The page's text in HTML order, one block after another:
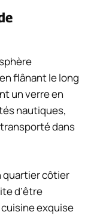
flânant le long
un verre en
nautiques,
dans
quartier côtier
d’être
exquise